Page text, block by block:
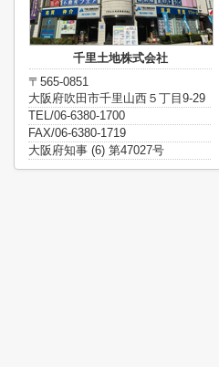
千里土地株式会社
〒565-0851
大阪府吹田市千里山西５丁目9-29
TEL/06-6380-1700
FAX/06-6380-1719
大阪府知事 (6) 第47027号